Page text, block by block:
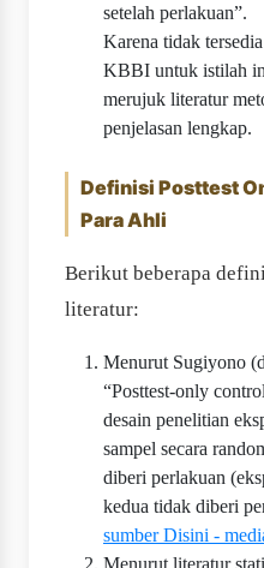
setelah perlakuan”.
Karena tidak
KBBI untuk istilah
merujuk literatur
penjelasan lengkap.
Definisi Posttest
Para Ahli
Berikut beberapa
literatur:
Menurut Sugiyono
“Posttest-only
desain penelitian
sampel secara
diberi perlakuan
kedua tidak diberi
sumber Disini -